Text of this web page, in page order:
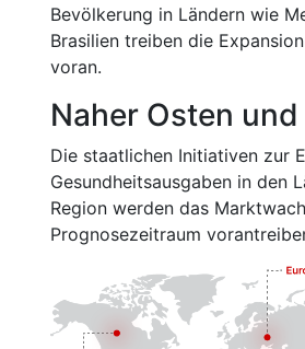
Bevölkerung in Ländern wie
Brasilien treiben die
voran.
Naher Osten
Die staatlichen Initiativen zur
Gesundheitsausgaben in den
Region werden das
Prognosezeitraum